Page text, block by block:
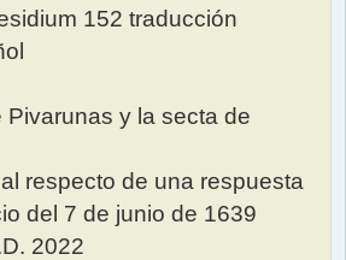
152 traducción
Pivarunas y la secta de
respecto de una respuesta
del 7 de junio de 1639
2022